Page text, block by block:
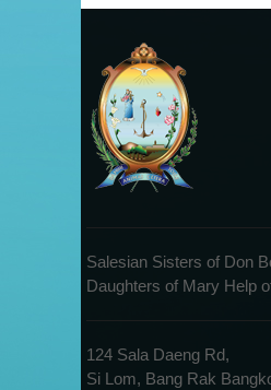
Salesian Sisters of Don
Daughters of Mary Help
124 Sala Daeng Rd,
Si Lom, Bang Rak